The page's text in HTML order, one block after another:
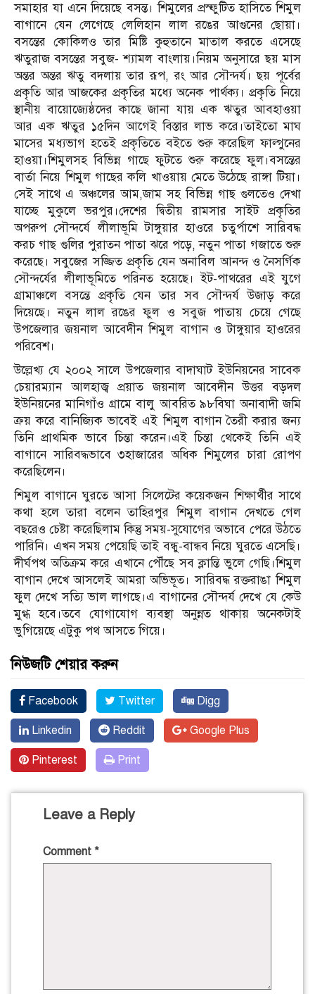
সমাহার যা এনে দিয়েছে বসন্ত। শিমুলের প্রস্ফুটিত হাসিতে শিমুল
বাগানে যেন লেগেছে লেলিহান লাল রঙের আগুনের ছোয়া।
বসন্তের কোকিলও তার মিষ্টি কুহুতানে মাতাল করতে এসেছে
ঋতুরাজ বসন্তের সবুজ- শ্যামল বাংলায়।নিয়ম অনুসারে ছয় মাস
অন্তর অন্তর ঋতু বদলায় তার রূপ, রং আর সৌন্দর্য। ছয় পূর্বের
প্রকৃতি আর আজকের প্রকৃতির মধ্যে অনেক পার্থক্য। প্রকৃতি নিয়ে
স্থানীয় বায়োজ্যেষ্ঠদের কাছে জানা যায় এক ঋতুর আবহাওয়া
আর এক ঋতুর ১৫দিন আগেই বিস্তার লাভ করে।তাইতো মাঘ
মাসের মধ্যভাগ হতেই প্রকৃতিতে বইতে শুরু করেছিল ফাল্গুনের
হাওয়া।শিমুলসহ বিভিন্ন গাছে ফুটতে শুরু করেছে ফুল।বসন্তের
বার্তা নিয়ে শিমুল গাছের কলি খাওয়ায় মেতে উঠেছে রাঙ্গা টিয়া।
সেই সাথে এ অঞ্চলের আম,জাম সহ বিভিন্ন গাছ গুলতেও দেখা
যাচ্ছে মুকুলে ভরপুর।দেশের দ্বিতীয় রামসার সাইট প্রকৃতির
অপরুপ সৌন্দর্যে লীলাভূমি টাঙ্গুয়ার হাওরে চতুর্পাশে সারিবদ্ধ
করচ গাছ গুলির পুরাতন পাতা ঝরে পড়ে, নতুন পাতা গজাতে শুরু
করেছে। সবুজের সজ্জিত প্রকৃতি যেন অনাবিল আনন্দ ও নৈসর্গিক
সৌন্দর্যের লীলাভূমিতে পরিনত হয়েছে। ইট-পাথরের এই যুগে
গ্রামাঞ্চলে বসন্তে প্রকৃতি যেন তার সব সৌন্দর্য উজাড় করে
দিয়েছে। নতুন লাল রঙের ফুল ও সবুজ পাতায় চেয়ে গেছে
উপজেলার জয়নাল আবেদীন শিমুল বাগান ও টাঙ্গুয়ার হাওরের
পরিবেশ।
উল্লেখ্য যে ২০০২ সালে উপজেলার বাদাঘাট ইউনিয়নের সাবেক
চেয়ারম্যান আলহাজ্ব প্রয়াত জয়নাল আবেদীন উত্তর বড়দল
ইউনিয়নের মানিগাঁও গ্রামে বালু আবরিত ৯৮বিঘা অনাবাদী জমি
ক্রয় করে বানিজ্যিক ভাবেই এই শিমুল বাগান তৈরী করার জন্য
তিনি প্রাথমিক ভাবে চিন্তা করেন।এই চিন্তা থেকেই তিনি এই
বাগানে সারিবদ্ধভাবে ৩হাজারের অধিক শিমুলের চারা রোপণ
করেছিলেন।
শিমুল বাগানে ঘুরতে আসা সিলেটের কয়েকজন শিক্ষার্থীর সাথে
কথা হলে তারা বলেন তাহিরপুর শিমুল বাগান দেখতে গেল
বছরেও চেষ্টা করেছিলাম কিন্তু সময়-সুযোগের অভাবে পেরে উঠতে
পারিনি। এখন সময় পেয়েছি তাই বন্ধু-বান্ধব নিয়ে ঘুরতে এসেছি।
দীর্ঘপথ অতিক্রম করে এখানে পৌঁছে সব ক্লান্তি ভুলে গেছি।শিমুল
বাগান দেখে আসলেই আমরা অভিভূত। সারিবদ্ধ রক্তরাঙা শিমুল
ফুল দেখে সত্যি ভাল লাগছে।এ বাগানের সৌন্দর্য দেখে যে কেউ
মুগ্ধ হবে।তবে যোগাযোগ ব্যবস্থা অনুন্নত থাকায় অনেকটাই
ভুগিয়েছে এটুকু পথ আসতে গিয়ে।
নিউজটি শেয়ার করুন
Facebook Twitter Digg
Linkedin Reddit Google Plus
Pinterest Print
Leave a Reply
Comment *